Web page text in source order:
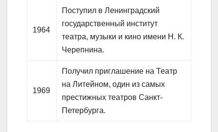
1964
Поступил в Ленинградский
государственный институт
театра, музыки и кино имени Н. К.
Черепнина.
1969
Получил приглашение на Театр
на Литейном, один из самых
престижных театров Санкт-
Петербурга.